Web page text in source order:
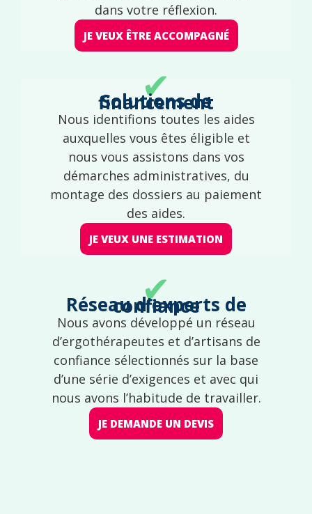
dans votre réflexion.
JE VEUX ÊTRE ACCOMPAGNÉ
✔
Solutions de financement
Nous identifions toutes les aides
auxquelles vous êtes éligible et
nous vous assistons dans vos
démarches administratives, du
montage des dossiers au paiement
des aides.
JE VEUX UNE ESTIMATION
✔
Réseau d'experts de confiance
Nous avons développé un réseau
d’ergothérapeutes et d’artisans de
confiance sélectionnés sur la base
d’une série d’exigences et avec qui
nous avons l’habitude de travailler.
JE DEMANDE UN DEVIS